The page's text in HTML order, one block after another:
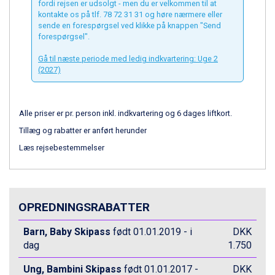
Livigno fra DKK 4.145
Canazei fra DKK 4.745
Ponte di Legno fra DKK 4.745
Bad Gastein fra DKK 4.195
Sauze dOulx fra DKK 4.045
Alleghe fra DKK 5.595
Arabba fra DKK 7.045
Val Thorens fra DKK 5.395
Cervinia fra DKK 5.295
Bad Hofgastein fra DKK 5.495
Passo Tonale fra DKK 3.795
Sestriere fra DKK 4.395
Wagrain fra DKK 4.645
Ischgl fra DKK 7.095
Fieberbrunn fra DKK 6.145
St. Anton fra DKK 7.245
fordi rejsen er udsolgt - men du er velkommen til at
kontakte os på tlf. 78 72 31 31 og høre nærmere eller
sende en forespørgsel ved klikke på knappen "Send
forespørgsel".
Gå til næste periode med ledig indkvartering: Uge 2
(2027)
Alle priser er pr. person inkl. indkvartering og 6 dages liftkort.
Tillæg og rabatter er anført herunder
Læs rejsebestemmelser
OPREDNINGSRABATTER
Barn, Baby Skipass født 01.01.2019 - i
dag
DKK
1.750
Ung, Bambini Skipass født 01.01.2017 -
DKK